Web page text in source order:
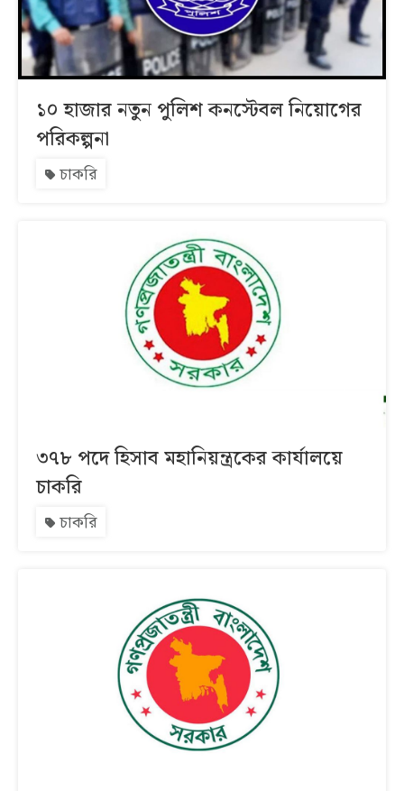
১০ হাজার নতুন পুলিশ কনস্টেবল নিয়োগের
পরিকল্পনা
চাকরি
৩৭৮ পদে হিসাব মহানিয়ন্ত্রকের কার্যালয়ে
চাকরি
চাকরি